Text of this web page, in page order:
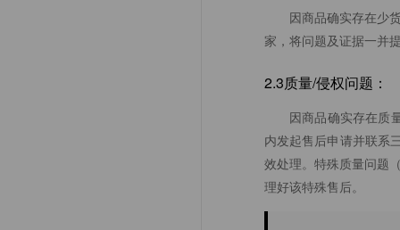
因商品确实存在少
家，将问题及证据一并
2.3质量/侵权问题：
因商品确实存在质
内发起售后申请并联系
效处理。特殊质量问题
理好该特殊售后。